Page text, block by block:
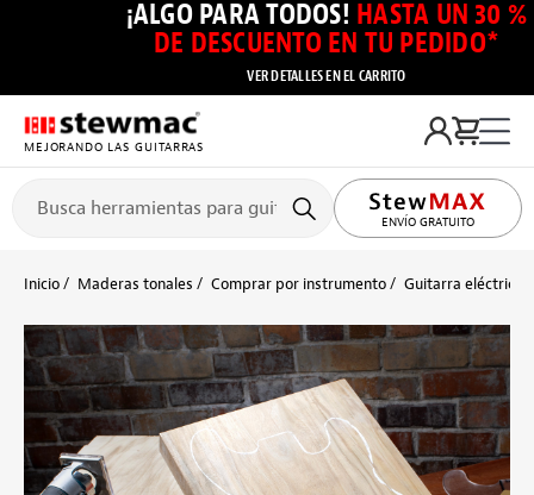
¡ALGO PARA TODOS! HASTA UN 30 %
DE DESCUENTO EN TU PEDIDO*
VER DETALLES EN EL CARRITO
MEJORANDO LAS GUITARRAS
ENVÍO GRATUITO
Inicio Maderas tonales Comprar por instrumento Guitarra eléctrica